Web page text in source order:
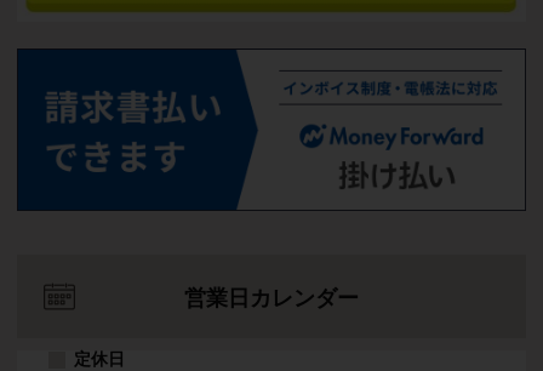
営業日カレンダー
定休日